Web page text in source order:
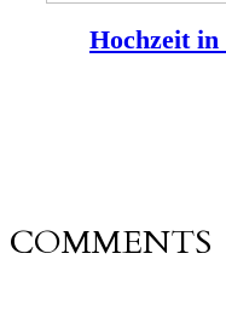
Hochzeit
COMMENTS